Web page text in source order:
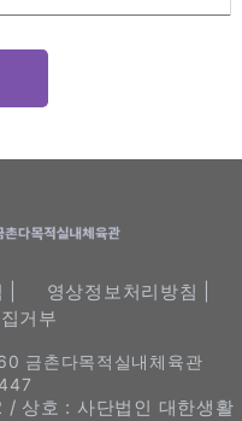
영상정보처리방침 |
거부
금촌다목적실내체육관
상호 : 사단법인 대한생활